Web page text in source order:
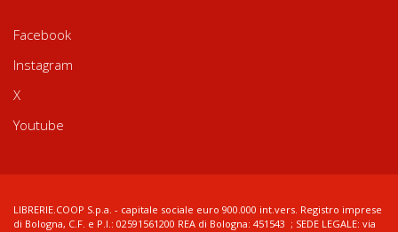
Facebook
Instagram
X
Youtube
LIBRERIE.COOP S.p.a. - capitale sociale euro 900.000 int.vers. Registro imprese
di Bologna, C.F. e P.I.: 02591561200 REA di Bologna: 451543 ; SEDE LEGALE: via